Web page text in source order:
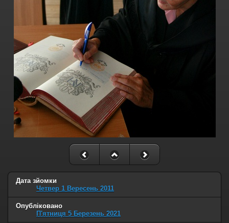
Дата зйомки
Четвер 1 Вересень 2011
Опубліковано
П'ятниця 5 Березень 2021